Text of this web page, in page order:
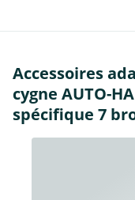
Accessoires
cygne AUTO-
spécifique 7